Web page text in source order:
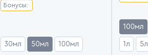
Бонусы:
30мл 50мл 100мл
100мл
1л 5л